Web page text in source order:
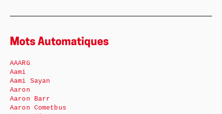
Mots Automatiques
AAARG
Aami
Aami Sayan
Aaron
Aaron Barr
Aaron Cometbus